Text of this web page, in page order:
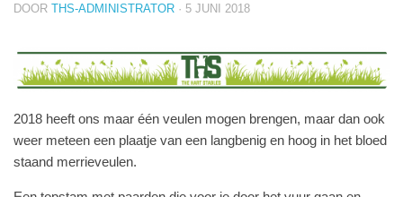
DOOR THS-ADMINISTRATOR · 5 JUNI 2018
2018 heeft ons maar één veulen mogen brengen, maar dan ook
weer meteen een plaatje van een langbenig en hoog in het bloed
staand merrieveulen.